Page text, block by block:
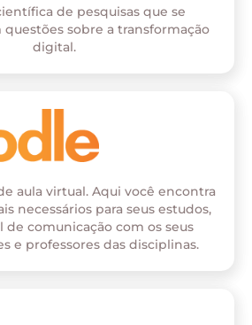
de pesquisas que se
sobre a transformação
digital.
aula virtual. Aqui você encontra
necessários para seus estudos,
de comunicação com os seus
e professores das disciplinas.